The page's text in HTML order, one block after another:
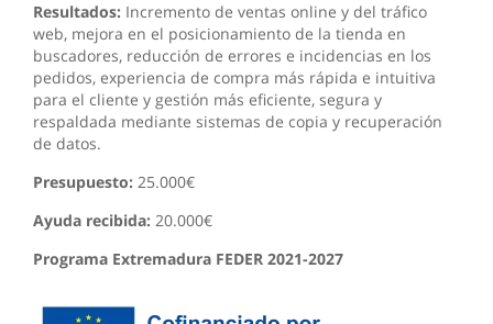
Resultados: Incremento de ventas online y del tráfico
web, mejora en el posicionamiento de la tienda en
buscadores, reducción de errores e incidencias en los
pedidos, experiencia de compra más rápida e intuitiva
para el cliente y gestión más eficiente, segura y
respaldada mediante sistemas de copia y recuperación
de datos.
Presupuesto: 25.000€
Ayuda recibida: 20.000€
Programa Extremadura FEDER 2021-2027